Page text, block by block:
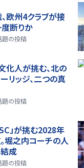
欧州4クラブが接
断りか
題の投稿
化人が挑む、北の
リッジ、二つの真
題の投稿
」が挑む2028年
堀之内コーチの人
成
題の投稿